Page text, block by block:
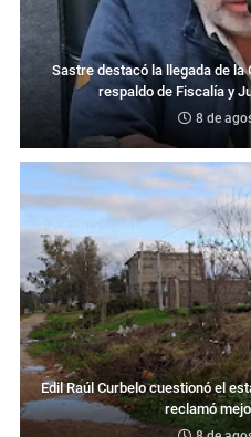
Sastre destacó la llegada de la
respaldo de Fiscalía y
8 de
Edil Raúl Curbelo cuestionó el
reclamó